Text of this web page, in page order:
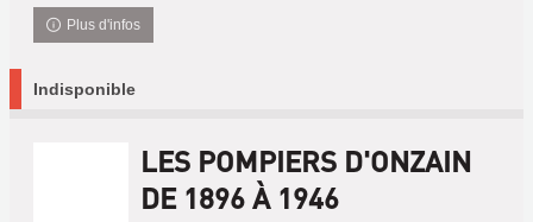
Plus d'infos
Indisponible
LES POMPIERS D'ONZAIN
DE 1896 À 1946